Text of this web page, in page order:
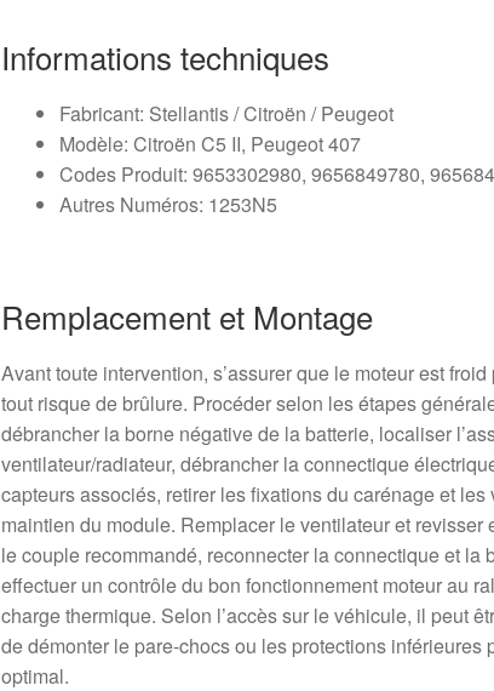
Informations techniques
Fabricant: Stellantis / Citroën / Peugeot
Modèle: Citroën C5 II, Peugeot 407
Codes Produit: 9653302980, 9656849780,
Autres Numéros: 1253N5
Remplacement et Montage
Avant toute intervention, s’assurer que le moteur est
tout risque de brûlure. Procéder selon les étapes
débrancher la borne négative de la batterie, localiser
ventilateur/radiateur, débrancher la connectique
capteurs associés, retirer les fixations du carénage et les
maintien du module. Remplacer le ventilateur et revisser
le couple recommandé, reconnecter la connectique et la
effectuer un contrôle du bon fonctionnement moteur au
charge thermique. Selon l’accès sur le véhicule, il peut
de démonter le pare-chocs ou les protections inférieures
optimal.